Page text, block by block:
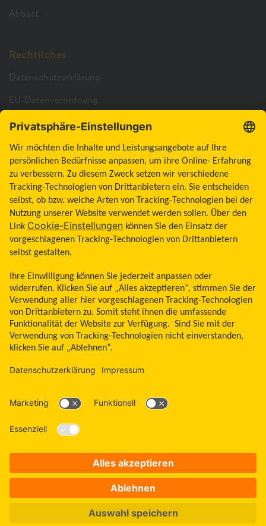
Abbott
Rechtliches
Datenschutzerklärung
EU-Datenverordnung
Cookie-Richtlinie
Cookie-Einstellungen
Barrierefreiheitserklärung
Allgemeine Geschäftsbedingungen
Impressum
Land ändern
Libre, das Schmetterlingslogo, die Form und das Erscheinungsbild des Sensors,
die Farbe Gelb sowie sämtliche damit zusammenhängende Marken und/oder
Designs sind das geistige Eigentum der Abbott Unternehmensgruppe in
Rechteinhaber. Bei den hier gezeigten Bildern handelt es sich um Agenturfotos,
Messsysteme sind sowohl in mg/dl als auch mmol/l erhältlich. FreeStyle Libre 3
und FreeStyle Libre 3 Plus Sensoren sind freigegeben für die Verwendung mit
Apple Logo sind eingetragene Marken von Apple Inc., in den USA und anderen
Ländern. App Store ist ein Warenzeichen von Apple Inc. Google Play und das
ADC-2646042 v32.0